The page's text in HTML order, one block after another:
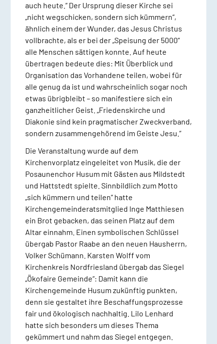
auch heute.“ Der Ursprung dieser Kirche sei
„nicht wegschicken, sondern sich kümmern“,
ähnlich einem der Wunder, das Jesus Christus
vollbrachte, als er bei der „Speisung der 5000“
alle Menschen sättigen konnte. Auf heute
übertragen bedeute dies: Mit Überblick und
Organisation das Vorhandene teilen, wobei für
alle genug da ist und wahrscheinlich sogar noch
etwas übrigbleibt – so manifestiere sich ein
ganzheitlicher Geist. „Friedenskirche und
Diakonie sind kein pragmatischer Zweckverband,
sondern zusammengehörend im Geiste Jesu.“
Die Veranstaltung wurde auf dem
Kirchenvorplatz eingeleitet von Musik, die der
Posaunenchor Husum mit Gästen aus Mildstedt
und Hattstedt spielte. Sinnbildlich zum Motto
„sich kümmern und teilen“ hatte
Kirchengemeinderatsmitglied Inge Matthiesen
ein Brot gebacken, das seinen Platz auf dem
Altar einnahm. Einen symbolischen Schlüssel
übergab Pastor Raabe an den neuen Hausherrn,
Volker Schümann. Karsten Wolff vom
Kirchenkreis Nordfriesland übergab das Siegel
„Ökofaire Gemeinde“: Damit kann die
Kirchengemeinde Husum zukünftig punkten,
denn sie gestaltet ihre Beschaffungsprozesse
fair und ökologisch nachhaltig. Lilo Lenhard
hatte sich besonders um dieses Thema
gekümmert und nahm das Siegel entgegen.